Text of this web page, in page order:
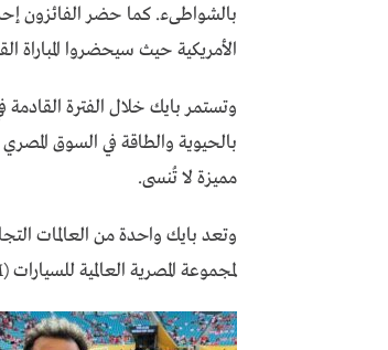
بالشواطىء. كما حضر الفائزون
الأمريكية حيث سيحضروا المباراة
وتستمر بايك خلال الفترة
بالحيوية والطاقة في السوق
مميزة لا تُنسى.
وتعد بايك واحدة من العالمات
لمجموعة المصرية العالمية للسيارات (EIM).